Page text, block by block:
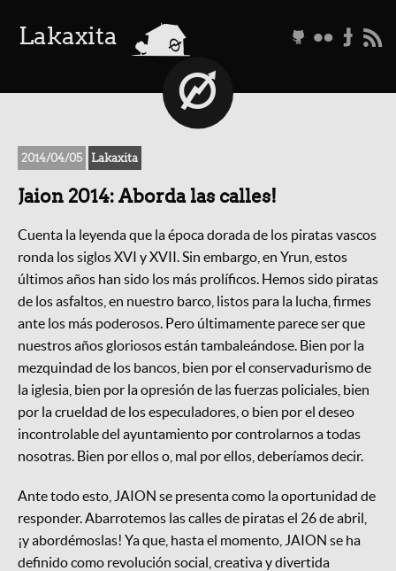
Lakaxita a g f t r
2014/04/05 Lakaxita
Jaion 2014: Aborda las calles!
Cuenta la leyenda que la época dorada de los piratas vascos
ronda los siglos XVI y XVII. Sin embargo, en Yrun, estos
últimos años han sido los más prolíficos. Hemos sido piratas
de los asfaltos, en nuestro barco, listos para la lucha, firmes
ante los más poderosos. Pero últimamente parece ser que
nuestros años gloriosos están tambaleándose. Bien por la
mezquindad de los bancos, bien por el conservadurismo de
la iglesia, bien por la opresión de las fuerzas policiales, bien
por la crueldad de los especuladores, o bien por el deseo
incontrolable del ayuntamiento por controlarnos a todas
nosotras. Bien por ellos o, mal por ellos, deberíamos decir.
Ante todo esto, JAION se presenta como la oportunidad de
responder. Abarrotemos las calles de piratas el 26 de abril,
¡y abordémoslas! Ya que, hasta el momento, JAION se ha
definido como revolución social, creativa y divertida